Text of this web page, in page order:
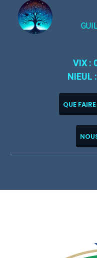
VIX :
NIEUL
QUE